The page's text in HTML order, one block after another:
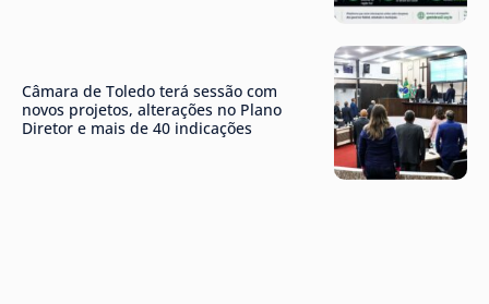
Câmara de Toledo terá sessão com
novos projetos, alterações no Plano
Diretor e mais de 40 indicações